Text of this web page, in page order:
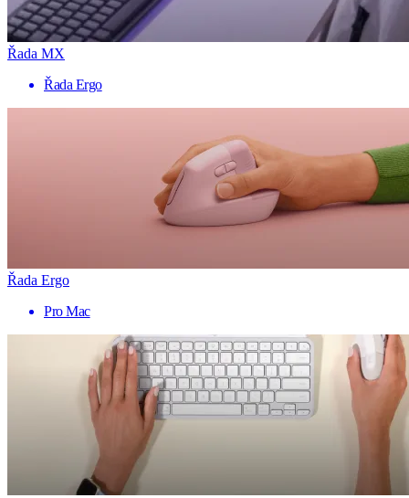
Řada MX
Řada Ergo
Řada Ergo
Pro Mac